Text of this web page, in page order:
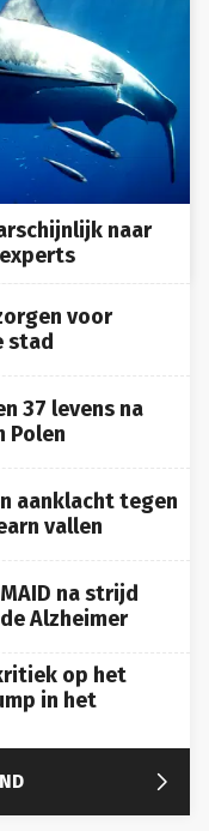
naar
voor
stad
37 levens na
Polen
aanklacht tegen
vallen
na strijd
Alzheimer
op het
in het
